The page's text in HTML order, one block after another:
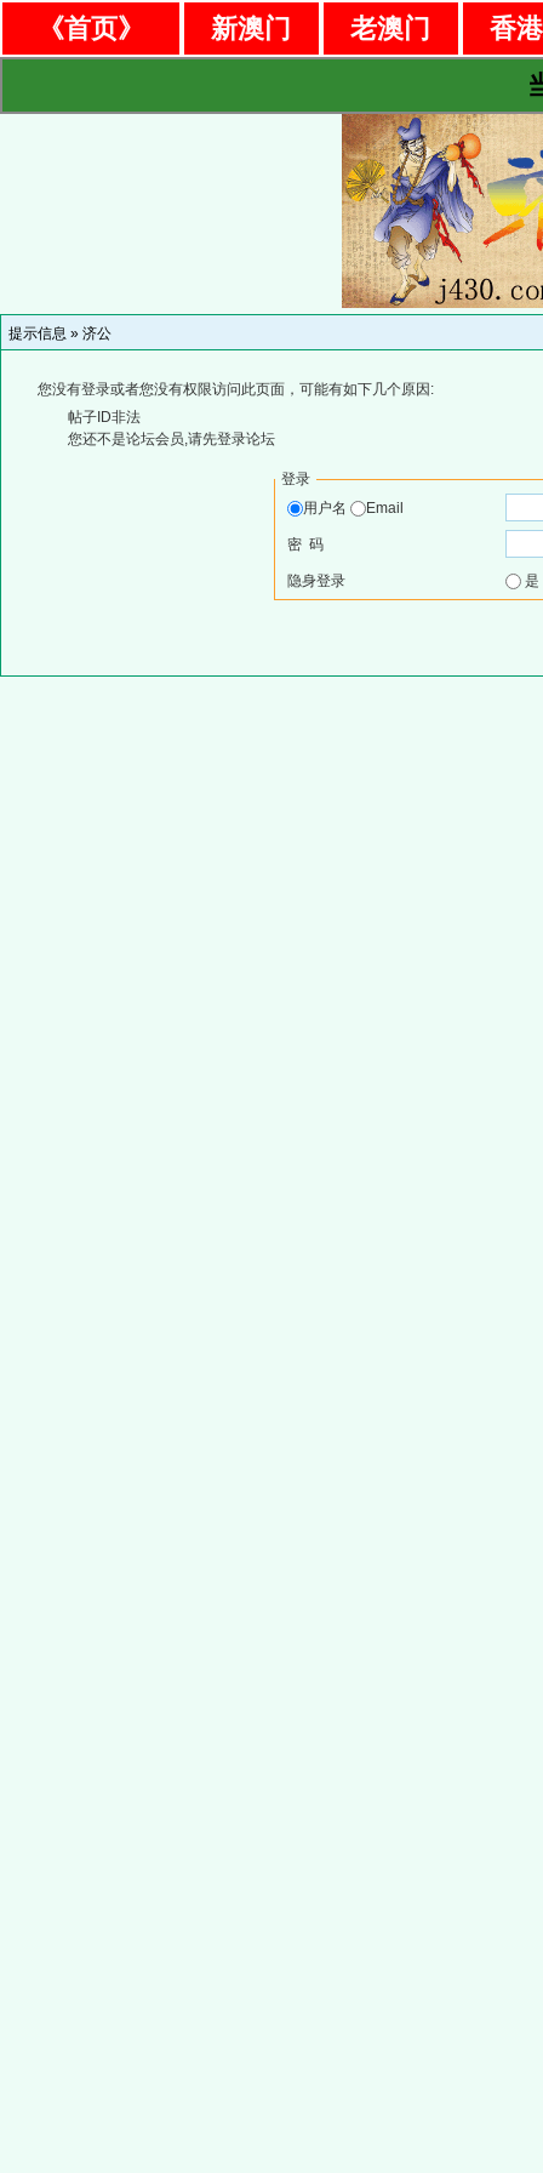
《首页》 新澳门 老澳门
香
提示信息 » 济公
您没有登录或者您没有权限访问此页面，可能有如下几个原因:
帖子ID非法
您还不是论坛会员,请先登录论坛
登录
用户名
Email
密 码
隐身登录